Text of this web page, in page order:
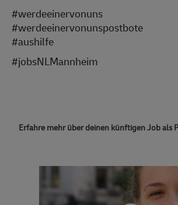
#werdeeinervonuns
#werdeeinervonunspostbote
#aushilfe
#jobsNLMannheim
Erfahre mehr über deinen künftigen Job als